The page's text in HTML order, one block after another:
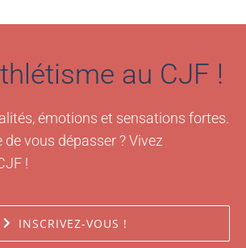
au CJF !
émotions et sensations fortes.
vous dépasser ? Vivez
!
INSCRIVEZ-VOUS !